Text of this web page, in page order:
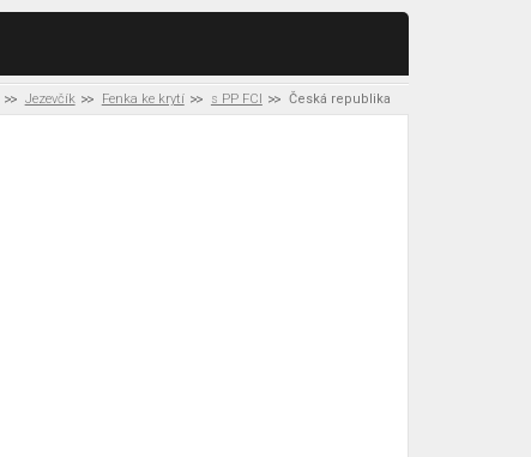
Jezevčík Fenka ke krytí s PP FCI Česká republika